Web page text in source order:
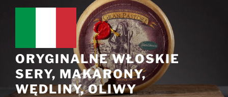
Przejdź
ORYGINALNE WŁOSKIE
SERY, MAKARONY,
WĘDLINY, OLIWY